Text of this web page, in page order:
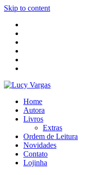
Skip to content
Home
Autora
Livros
Extras
Ordem de Leitura
Novidades
Contato
Lojinha